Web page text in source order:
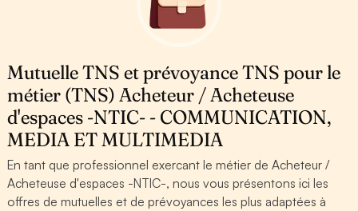
Mutuelle TNS et prévoyance TNS pour le
métier (TNS) Acheteur / Acheteuse
d'espaces -NTIC- - COMMUNICATION,
MEDIA ET MULTIMEDIA
En tant que professionnel exercant le métier de Acheteur /
Acheteuse d'espaces -NTIC-, nous vous présentons ici les
offres de mutuelles et de prévoyances les plus adaptées à